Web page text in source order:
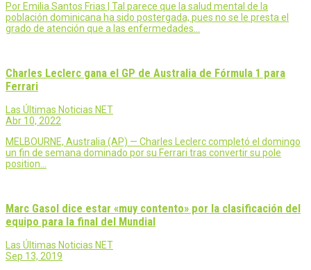
Por Emilia Santos Frias | Tal parece que la salud mental de la
población dominicana ha sido postergada, pues no se le presta el
grado de atención que a las enfermedades…
Charles Leclerc gana el GP de Australia de Fórmula 1 para
Ferrari
Las Últimas Noticias NET
Abr 10, 2022
MELBOURNE, Australia (AP) — Charles Leclerc completó el domingo
un fin de semana dominado por su Ferrari tras convertir su pole
position…
Marc Gasol dice estar «muy contento» por la clasificación del
equipo para la final del Mundial
Las Últimas Noticias NET
Sep 13, 2019